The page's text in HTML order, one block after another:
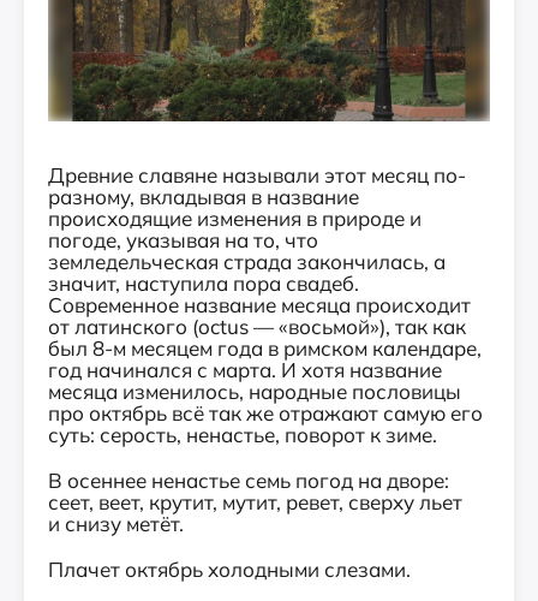
Древние славяне называли этот месяц по-
разному, вкладывая в название
происходящие изменения в природе и
погоде, указывая на то, что
земледельческая страда закончилась, а
значит, наступила пора свадеб.
Современное название месяца происходит
от латинского (octus — «восьмой»), так как
был 8-м месяцем года в римском календаре,
год начинался с марта. И хотя название
месяца изменилось, народные пословицы
про октябрь всё так же отражают самую его
суть: серость, ненастье, поворот к зиме.
В осеннее ненастье семь погод на дворе:
сеет, веет, крутит, мутит, ревет, сверху льет
и снизу метёт.
Плачет октябрь холодными слезами.